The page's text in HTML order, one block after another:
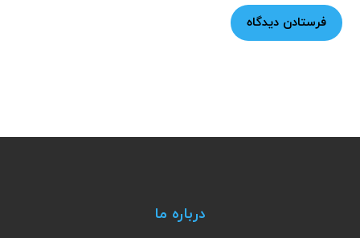
فرستادن دیدگاه
درباره ما